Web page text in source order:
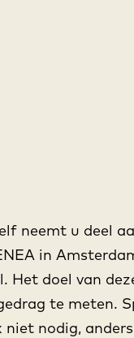
neemt u deel
in
Het doel van
te meten.
niet nodig,